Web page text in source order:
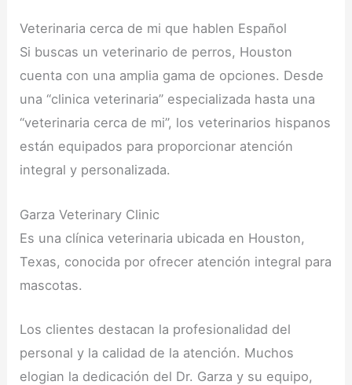
Veterinaria cerca de mi que hablen Español
Si buscas un veterinario de perros, Houston
cuenta con una amplia gama de opciones. Desde
una “clinica veterinaria” especializada hasta una
“veterinaria cerca de mi”, los veterinarios hispanos
están equipados para proporcionar atención
integral y personalizada.
Garza Veterinary Clinic
Es una clínica veterinaria ubicada en Houston,
Texas, conocida por ofrecer atención integral para
mascotas.
Los clientes destacan la profesionalidad del
personal y la calidad de la atención. Muchos
elogian la dedicación del Dr. Garza y su equipo,